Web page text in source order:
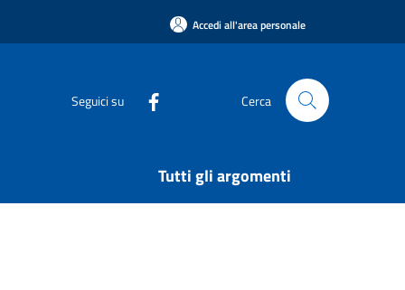
Accedi all'area personale
Seguici su Cerca
Tutti gli argomenti